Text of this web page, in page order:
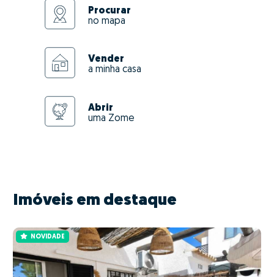
Procurar
no mapa
Vender
a minha casa
Abrir
uma Zome
Imóveis em destaque
NOVIDADE